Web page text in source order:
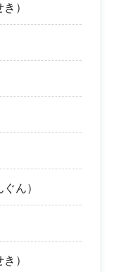
）
ん）
）